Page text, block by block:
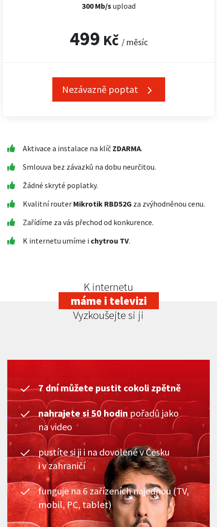
300 Mb/s upload
499 Kč / měsíc
Nezávazně poptat
Aktivace a instalace na klíč ZDARMA.
Smlouva bez závazků na dobu neurčitou.
Žádné skryté poplatky.
Kvalitní router Mikrotik RBD52G za zvýhodněnou cenu.
Zařídíme za vás přechod od konkurence.
K internetu umíme i chytrou TV.
K internetu
máme i televizi
Vyzkoušejte si ji
7 dní můžete pustit cokoli zpětně
nahrajete si 50 hodin pořadů jako
na video
pustíte si ji i na dovolené v Česku
i v zahraničí
funguje na 6 zařízeních najednou (TV,
mobil, PC, tablet)